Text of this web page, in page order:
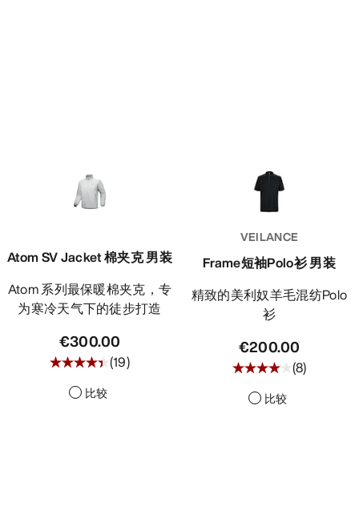
Atom SV Jacket 棉夹克 男装
Atom 系列最保暖棉夹克，专
为寒冷天气下的徒步打造
€300.00
(19)
比较
VEILANCE
Frame短袖Polo衫 男装
精致的美利奴羊毛混纺Polo
衫
€200.00
(8)
比较